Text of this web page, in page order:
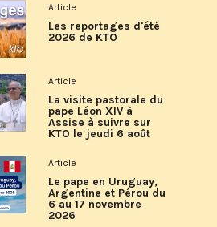
Article
Les reportages d'été
2026 de KTO
Article
La visite pastorale du
pape Léon XIV à
Assise à suivre sur
KTO le jeudi 6 août
Article
Le pape en Uruguay,
Argentine et Pérou du
6 au 17 novembre
2026